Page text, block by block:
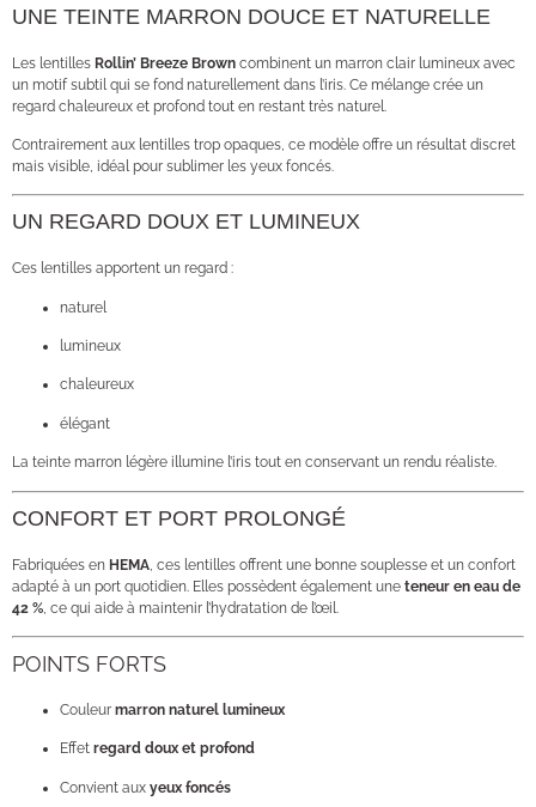
UNE TEINTE MARRON DOUCE ET NATURELLE
Les lentilles Rollin’ Breeze Brown combinent un marron clair lumineux avec
un motif subtil qui se fond naturellement dans l’iris. Ce mélange crée un
regard chaleureux et profond tout en restant très naturel.
Contrairement aux lentilles trop opaques, ce modèle offre un résultat discret
mais visible, idéal pour sublimer les yeux foncés.
UN REGARD DOUX ET LUMINEUX
Ces lentilles apportent un regard :
naturel
lumineux
chaleureux
élégant
La teinte marron légère illumine l’iris tout en conservant un rendu réaliste.
CONFORT ET PORT PROLONGÉ
Fabriquées en HEMA , ces lentilles offrent une bonne souplesse et un confort
adapté à un port quotidien. Elles possèdent également une teneur en eau de
42 % , ce qui aide à maintenir l’hydratation de l’œil.
POINTS FORTS
Couleur marron naturel lumineux
Effet regard doux et profond
Convient aux yeux foncés